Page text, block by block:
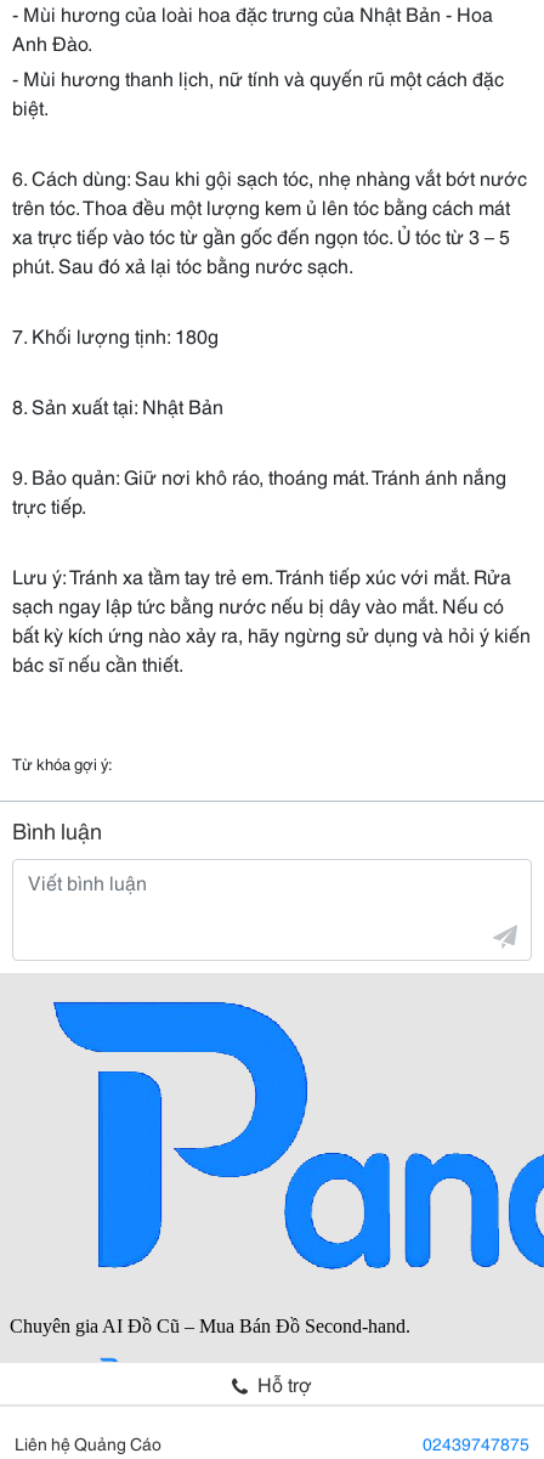
- Mùi hương của loài hoa đặc trưng của Nhật Bản - Hoa
Anh Đào.
- Mùi hương thanh lịch, nữ tính và quyến rũ một cách đặc
biệt.
6. Cách dùng: Sau khi gội sạch tóc, nhẹ nhàng vắt bớt nước
trên tóc. Thoa đều một lượng kem ủ lên tóc bằng cách mát
xa trực tiếp vào tóc từ gần gốc đến ngọn tóc. Ủ tóc từ 3 – 5
phút. Sau đó xả lại tóc bằng nước sạch.
7. Khối lượng tịnh: 180g
8. Sản xuất tại: Nhật Bản
9. Bảo quản: Giữ nơi khô ráo, thoáng mát. Tránh ánh nắng
trực tiếp.
Lưu ý: Tránh xa tầm tay trẻ em. Tránh tiếp xúc với mắt. Rửa
sạch ngay lập tức bằng nước nếu bị dây vào mắt. Nếu có
bất kỳ kích ứng nào xảy ra, hãy ngừng sử dụng và hỏi ý kiến
bác sĩ nếu cần thiết.
Từ khóa gợi ý:
Bình luận
Hỗ trợ
Liên hệ Quảng Cáo 02439747875